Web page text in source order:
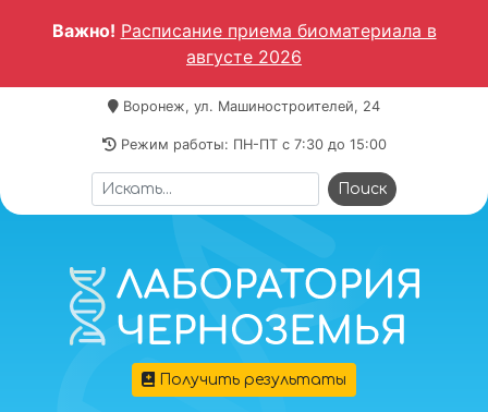
Важно! Расписание приема биоматериала в
августе 2026
Воронеж, ул. Машиностроителей, 24
Режим работы: ПН-ПТ c 7:30 до 15:00
Получить результаты